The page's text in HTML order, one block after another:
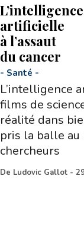
L’intelligence
artificielle
à l’assaut
du cancer
- Santé -
L’intelligence
films de
réalité dans
pris la balle au
chercheurs
De Ludovic Gallot -